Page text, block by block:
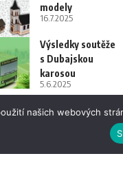
modely
16.7.2025
Výsledky soutěže
s Dubajskou
karosou
5.6.2025
našich webových